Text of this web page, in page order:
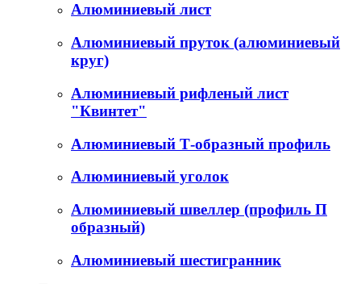
Алюминиевый лист
Алюминиевый пруток (алюминиевый
круг)
Алюминиевый рифленый лист
"Квинтет"
Алюминиевый Т-образный профиль
Алюминиевый уголок
Алюминиевый швеллер (профиль П
образный)
Алюминиевый шестигранник